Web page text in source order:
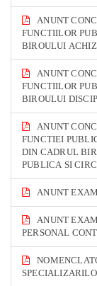
ANUNT
FUNCTIILOR
BIROULUI
ANUNT
FUNCTIILOR
BIROULUI
ANUNT
FUNCTIEI
DIN CADRUL
PUBLICA SI
ANUNT
ANUNT
PERSONAL